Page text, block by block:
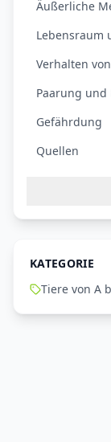
Äußerliche
Lebensraum
Verhalten
Paarung und
Gefährdung
Quellen
KATEGORIE
Tiere von A